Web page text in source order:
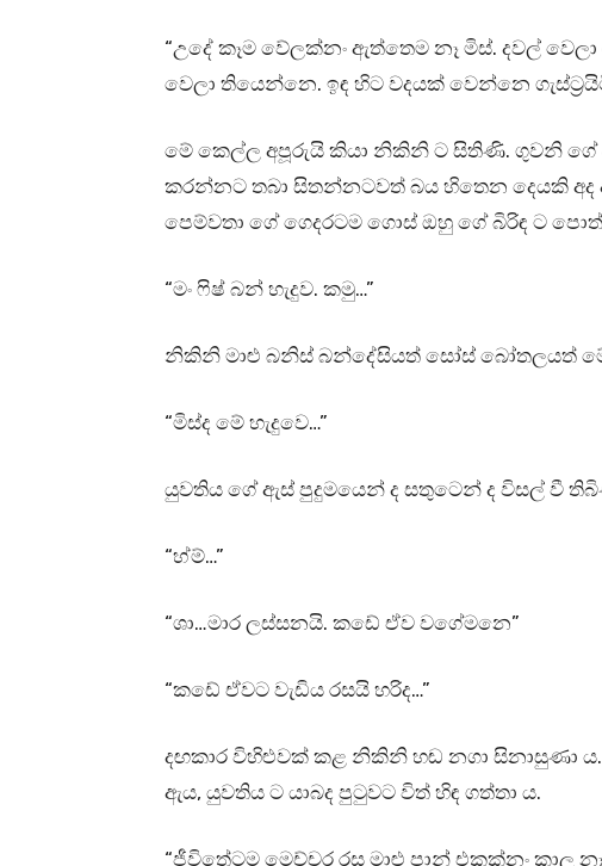
“උදේ කෑම වේලක්නං ඇත්තෙම නෑ මිස්. දවල්
වෙලා තියෙන්නෙ. ඉඳ හිට වදයක් වෙන්නෙ
මේ කෙල්ල අපූරුයි කියා නිකිනි ට සිතිණි. ගුවනි ගේ
කරන්නට තබා සිතන්නටවත් බය හිතෙන දෙයකි
පෙම්වතා ගේ ගෙදරටම ගොස් ඔහු ගේ බිරිඳ ට
“මං ෆිෂ් බන් හැදුව. කමු…”
නිකිනි මාළු බනිස් බන්දේසියත් සෝස් බෝතලයත්
“මිස්ද මේ හැදුවෙ…”
යුවතිය ගේ ඇස් පුදුමයෙන් ද සතුටෙන් ද විසල් වී
“හ්ම්…”
“ශා…මාර ලස්සනයි. කඩේ ඒව වගේමනෙ”
“කඩේ ඒවට වැඩිය රසයි හරිද…”
දඟකාර විහිළුවක් කළ නිකිනි හඬ නගා සිනාසුණා
ඇය, යුවතිය ට යාබද පුටුවට විත් හිඳ ගත්තා ය.
“ජීවිතේටම මෙච්චර රස මාළු පාන් එකක්නං